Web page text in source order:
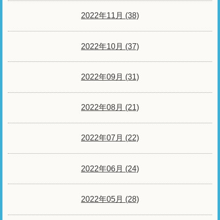
2022年11月 (38)
2022年10月 (37)
2022年09月 (31)
2022年08月 (21)
2022年07月 (22)
2022年06月 (24)
2022年05月 (28)